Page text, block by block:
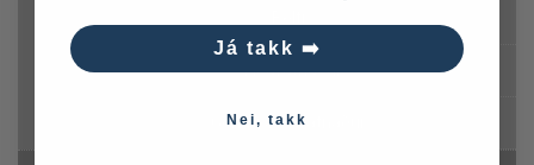
Skíðafatnaður
Gönguskíðafatnaður
Já takk ➡️
Nei, takk